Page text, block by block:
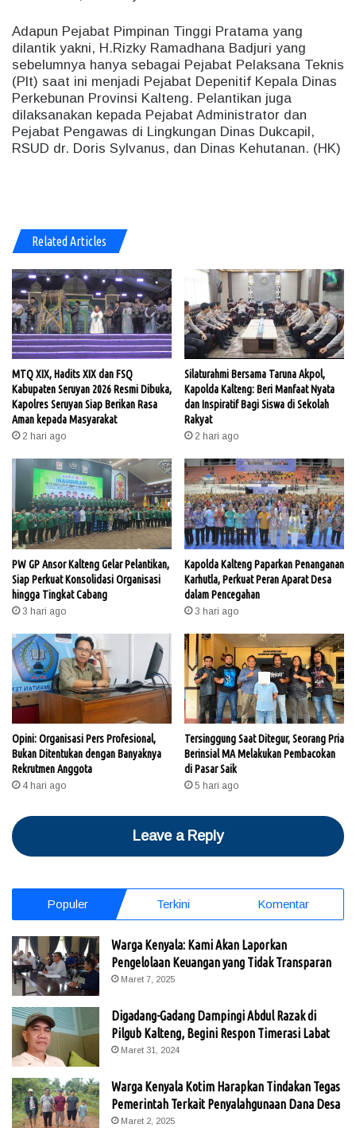
Adapun Pejabat Pimpinan Tinggi Pratama yang
dilantik yakni, H.Rizky Ramadhana Badjuri yang
sebelumnya hanya sebagai Pejabat Pelaksana Teknis
(Plt) saat ini menjadi Pejabat Depenitif Kepala Dinas
Perkebunan Provinsi Kalteng. Pelantikan juga
dilaksanakan kepada Pejabat Administrator dan
Pejabat Pengawas di Lingkungan Dinas Dukcapil,
RSUD dr. Doris Sylvanus, dan Dinas Kehutanan. (HK)
Related Articles
MTQ XIX, Hadits XIX dan FSQ
Kabupaten Seruyan 2026 Resmi Dibuka,
Kapolres Seruyan Siap Berikan Rasa
Aman kepada Masyarakat
2 hari ago
Silaturahmi Bersama Taruna Akpol,
Kapolda Kalteng: Beri Manfaat Nyata
dan Inspiratif Bagi Siswa di Sekolah
Rakyat
2 hari ago
PW GP Ansor Kalteng Gelar Pelantikan,
Siap Perkuat Konsolidasi Organisasi
hingga Tingkat Cabang
3 hari ago
Kapolda Kalteng Paparkan Penanganan
Karhutla, Perkuat Peran Aparat Desa
dalam Pencegahan
3 hari ago
Opini: Organisasi Pers Profesional,
Bukan Ditentukan dengan Banyaknya
Rekrutmen Anggota
4 hari ago
Tersinggung Saat Ditegur, Seorang Pria
Berinsial MA Melakukan Pembacokan
di Pasar Saik
5 hari ago
Leave a Reply
Populer Terkini Komentar
Warga Kenyala: Kami Akan Laporkan
Pengelolaan Keuangan yang Tidak Transparan
Maret 7, 2025
Digadang-Gadang Dampingi Abdul Razak di
Pilgub Kalteng, Begini Respon Timerasi Labat
Maret 31, 2024
Warga Kenyala Kotim Harapkan Tindakan Tegas
Pemerintah Terkait Penyalahgunaan Dana Desa
Maret 2, 2025